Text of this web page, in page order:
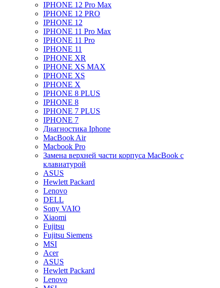
IPHONE 12 Pro Max
IPHONE 12 PRO
IPHONE 12
IPHONE 11 Pro Max
IPHONE 11 Pro
IPHONE 11
IPHONE XR
IPHONE XS MAX
IPHONE XS
IPHONE X
IPHONE 8 PLUS
IPHONE 8
IPHONE 7 PLUS
IPHONE 7
Диагностика Iphone
MacBook Air
Macbook Pro
Замена верхней части корпуса MacBook с
клавиатурой
ASUS
Hewlett Packard
Lenovo
DELL
Sony VAIO
Xiaomi
Fujitsu
Fujitsu Siemens
MSI
Acer
ASUS
Hewlett Packard
Lenovo